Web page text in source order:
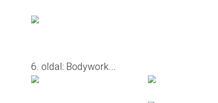
6. oldal: Bodywork...